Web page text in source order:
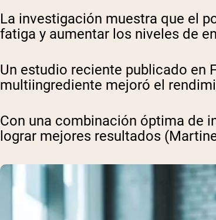
La investigación muestra que el
fatiga y aumentar los niveles de
Un estudio reciente publicado en
multiingrediente mejoró el
Con una combinación óptima de
lograr mejores resultados